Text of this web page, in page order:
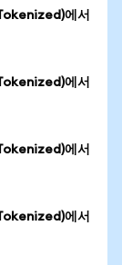
에서
에서
에서
에서